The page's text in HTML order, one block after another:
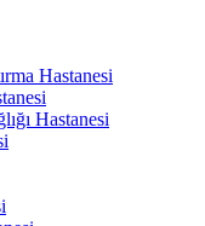
Hastanesi
Hastanesi